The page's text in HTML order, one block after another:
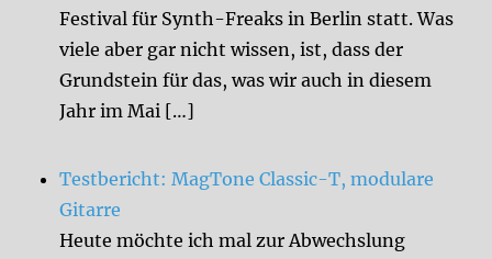
Festival für Synth-Freaks in Berlin statt. Was
viele aber gar nicht wissen, ist, dass der
Grundstein für das, was wir auch in diesem
Jahr im Mai […]
Testbericht: MagTone Classic-T, modulare
Gitarre
Heute möchte ich mal zur Abwechslung